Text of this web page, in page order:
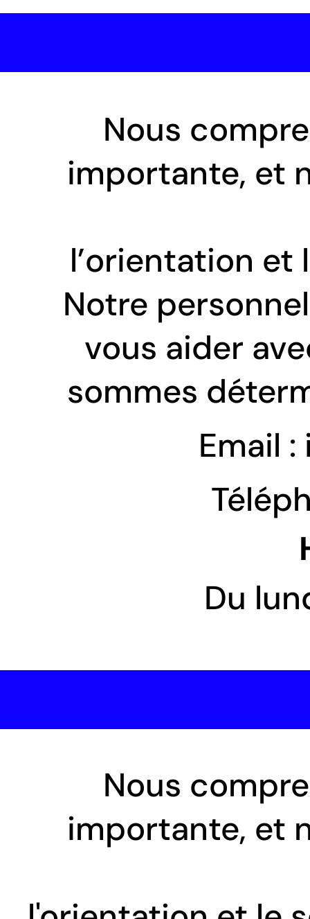
Nous
importante, et
l’orientation et
Notre
vous aider
sommes
Email
Du
Nous
importante, et